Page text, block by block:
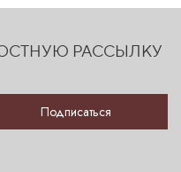
РАССЫЛКУ
Подписаться